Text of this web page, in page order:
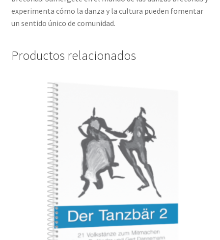
experimenta cómo la danza y la cultura pueden fomentar
un sentido único de comunidad.
Productos relacionados